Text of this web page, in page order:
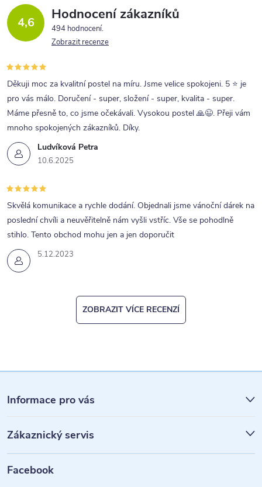
a
c
p
r
v
k
y
v
p
i
s
u
4,6 Hodnocení zákazníků
494 hodnocení
Zobrazit recenze
Ludvíková Petra
10.6.2025
Děkuji moc za kvalitní postel na míru. Jsme velice spokojeni. 5 ⭐ je
pro vás málo. Doručení - super, složení - super, kvalita - super.
Máme přesně to, co jsme očekávali. Vysokou postel 🙏😉. Přeji vám
mnoho spokojených zákazníků. Díky.
5.12.2023
Skvělá komunikace a rychle dodání. Objednali jsme vánoční dárek na
poslední chvíli a neuvěřitelně nám vyšli vstříc. Vše se pohodlně
stihlo. Tento obchod mohu jen a jen doporučit
ZOBRAZIT VÍCE RECENZÍ
á
p
a
Informace pro vás
Zákaznický servis
Facebook